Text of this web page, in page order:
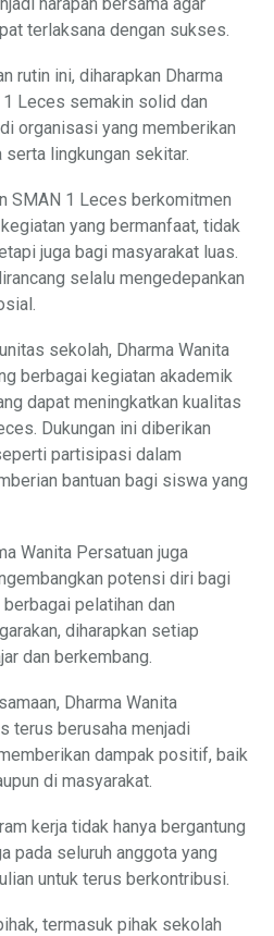
terlaksana dengan sukses.
rutin ini, diharapkan Dharma
Leces semakin solid dan
organisasi yang memberikan
lingkungan sekitar.
SMAN 1 Leces berkomitmen
yang bermanfaat, tidak
juga bagi masyarakat luas.
selalu mengedepankan
sekolah, Dharma Wanita
berbagai kegiatan akademik
dapat meningkatkan kualitas
Dukungan ini diberikan
partisipasi dalam
bantuan bagi siswa yang
Wanita Persatuan juga
potensi diri bagi
pelatihan dan
diharapkan setiap
dan berkembang.
Dharma Wanita
terus berusaha menjadi
dampak positif, baik
di masyarakat.
kerja tidak hanya bergantung
pada seluruh anggota yang
untuk terus berkontribusi.
termasuk pihak sekolah